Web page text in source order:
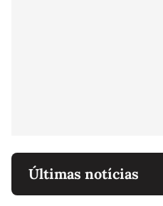
Últimas notícias